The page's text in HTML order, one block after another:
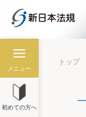
メニュー
初めての方へ
トップ